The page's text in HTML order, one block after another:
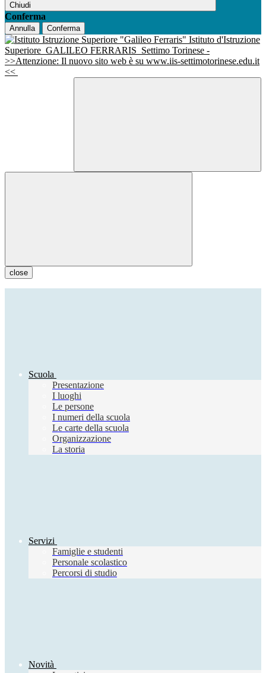
Chiudi
Conferma
Annulla Conferma
Istituto d'Istruzione
Superiore GALILEO FERRARIS Settimo Torinese -
>>Attenzione: Il nuovo sito web è su www.iis-settimotorinese.edu.it
<<
close
Scuola
Presentazione
I luoghi
Le persone
I numeri della scuola
Le carte della scuola
Organizzazione
La storia
Servizi
Famiglie e studenti
Personale scolastico
Percorsi di studio
Novità